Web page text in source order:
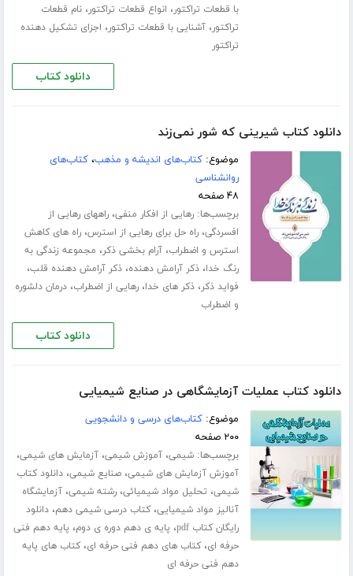
با قطعات تراکتور، انواع قطعات تراکتور،نام قطعات
تراکتور،آشنایی با قطعات تراکتور، اجزای تشکیل دهنده
تراکتور
دانلود کتاب
دانلود کتاب شیرینی که شور نمی‌زند
موضوع:کتاب‌های اندیشه و مذهب،کتاب‌های
روانشناسی
۴۸ صفحه
برچسب‌ها:رهایی از افکار منفی،راههای رهایی از
افسردگی،راه حل برای رهایی از استرس،راه های کاهش
استرس و اضطراب،آرام بخشی ذکر، مجموعه زندگی به
رنگ خدا،ذکر آرامش دهنده،ذکر آرامش دهنده قلب،
فواید ذکر،ذکر های خدا،رهایی از اضطراب،درمان دلشوره
و اضطراب
دانلود کتاب
دانلود کتاب عملیات آزمایشگاهی در صنایع شیمیایی
موضوع:کتاب‌های درسی و دانشجویی
۲۰۰ صفحه
برچسب‌ها:شیمی،آموزش شیمی،آزمایش های شیمی،
آموزش آزمایش های شیمی،صنایع شیمی،دانلود کتاب
شیمی، تحلیل مواد شیمیائی،رشته شیمی،آزمایشگاه
آنالیز مواد شیمیایی،کتاب درسی شیمی دهم،دانلود
رایگان کتاب pdf
، پایه ی دهم دوره ی دوم، پایه دهم فنی
حرفه ای،کتاب های دهم فنی حرفه ای،کتاب های پایه
دهم فنی حرفه ای